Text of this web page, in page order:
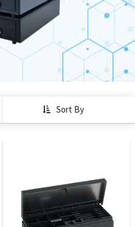
Sort By